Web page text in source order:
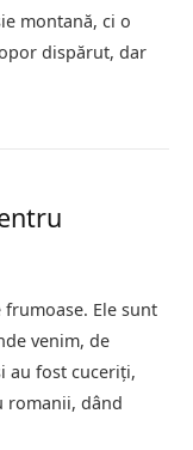
montană, ci o
dispărut, dar
Ele sunt
venim, de
au fost cuceriți,
romanii, dând